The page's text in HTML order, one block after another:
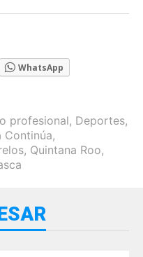
WhatsApp
profesional, Deportes,
Continúa,
, Quintana Roo,